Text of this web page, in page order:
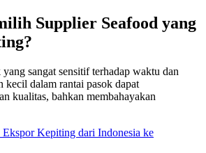
Supplier Seafood yang
sangat sensitif terhadap waktu dan
kecil dalam rantai pasok dapat
kualitas, bahkan membahayakan
Ekspor Kepiting dari Indonesia ke